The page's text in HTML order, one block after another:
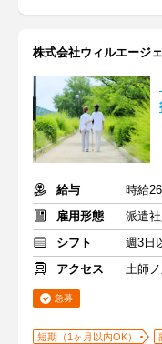
株式会社ウィルエージ
給与
時給
雇用形態
派遣社
シフト
週3日
アクセス
土師
急募
短期（1ヶ月以内OK）